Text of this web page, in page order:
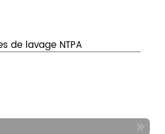
de lavage NTPA